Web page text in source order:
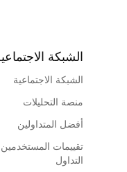
الشبكة
الشبكة الاجتماعية
منصة التحليلات
أفضل المتداولين
تقييمات
التداول